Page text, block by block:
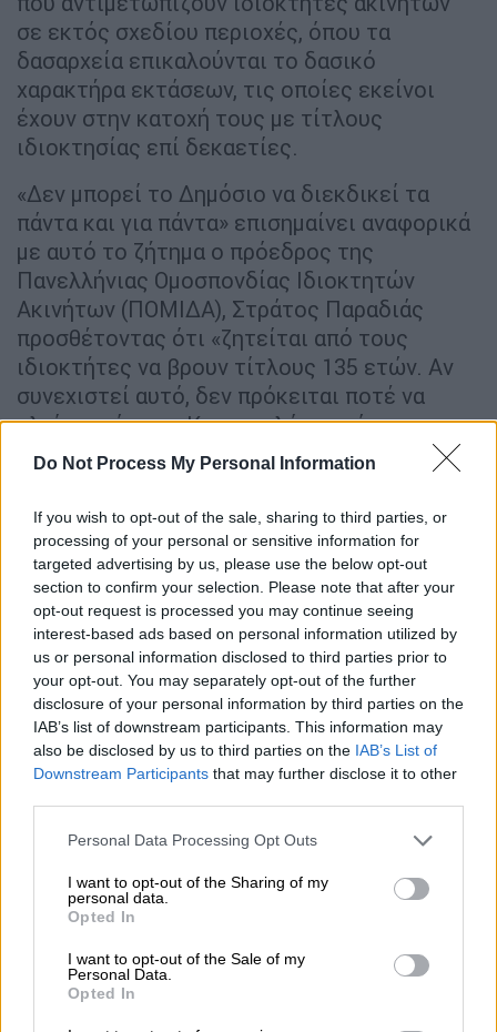
Do Not Process My Personal Information
If you wish to opt-out of the sale, sharing to third parties, or
processing of your personal or sensitive information for
targeted advertising by us, please use the below opt-out
section to confirm your selection. Please note that after your
opt-out request is processed you may continue seeing
interest-based ads based on personal information utilized by
us or personal information disclosed to third parties prior to
your opt-out. You may separately opt-out of the further
disclosure of your personal information by third parties on the
IAB’s list of downstream participants. This information may
also be disclosed by us to third parties on the IAB’s List of
Downstream Participants that may further disclose it to other
Please note that this website/app uses one or more Google
not limited to your visit or usage behaviour. You may click to
grant or deny consent to Google and its third-party tags to
use your data for below specified purposes in below Google
consent section.
Personal Data Processing Opt Outs
I want to opt-out of the Sharing of my
personal data.
Opted In
I want to opt-out of the Sale of my
Personal Data.
Opted In
σε εκτός σχεδίου περιοχές, όπου τα
δασαρχεία επικαλούνται το δασικό
χαρακτήρα εκτάσεων, τις οποίες εκείνοι
έχουν στην κατοχή τους με τίτλους
ιδιοκτησίας επί δεκαετίες.
«Δεν μπορεί το Δημόσιο να διεκδικεί τα
πάντα και για πάντα» επισημαίνει αναφορικά
με αυτό το ζήτημα ο πρόεδρος της
Πανελλήνιας Ομοσπονδίας Ιδιοκτητών
Ακινήτων (ΠΟΜΙΔΑ), Στράτος Παραδιάς
προσθέτοντας ότι «ζητείται από τους
ιδιοκτήτες να βρουν τίτλους 135 ετών. Αν
συνεχιστεί αυτό, δεν πρόκειται ποτέ να
κλείσει ούτε το Κτηματολόγιο, ούτε οι
δασικοί χάρτες» καταλήγει.
εξέτασης αντιρρήσεων
Με δύο ακόμα παρεμβάσεις, οι οποίες θα
εισαχθούν στο περιβαλλοντικό νομοσχέδιο
που θα θέσει σε δημόσια διαβούλευση το
υπουργείο έως το τέλος Φεβρουαρίου
προκειμένου να ψηφιστεί εντός του
Μαρτίου, φιλοδοξεί να επιταχυνθεί το έργο
της ανάρτησης των δασικών χαρτών και να
αυξηθούν οι ρυθμοί εξέτασης των
αντιρρήσεων.
Τα αποτελέσματα έως τώρα σ΄αυτό το πεδίο
είναι απογοητευτικά καθώς από το σύνολο
των περίπου 180.000 αντιρρήσεων που
αναρτημένους δασικούς χάρτες, έχουν
εξεταστεί μόνο οι 10.000! Για να εξεταστεί